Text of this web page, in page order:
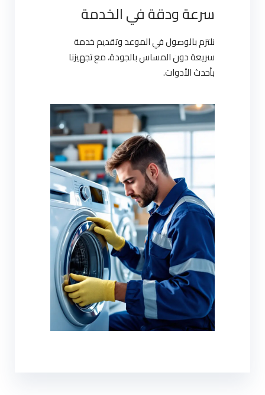
سرعة ودقة في الخدمة
نلتزم بالوصول في الموعد وتقديم خدمة
سريعة دون المساس بالجودة، مع تجهيزنا
بأحدث الأدوات.